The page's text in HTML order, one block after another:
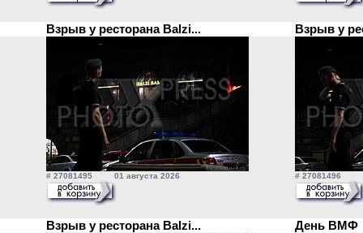
Взрыв у ресторана Balzi... Взрыв у
# 27081495 01 августа 2026 # 27081496
Взрыв у ресторана Balzi... День